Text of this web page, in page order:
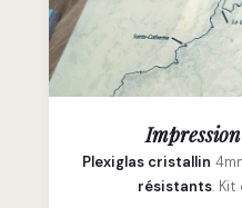
Plexiglas cristallin
résistants. Kit